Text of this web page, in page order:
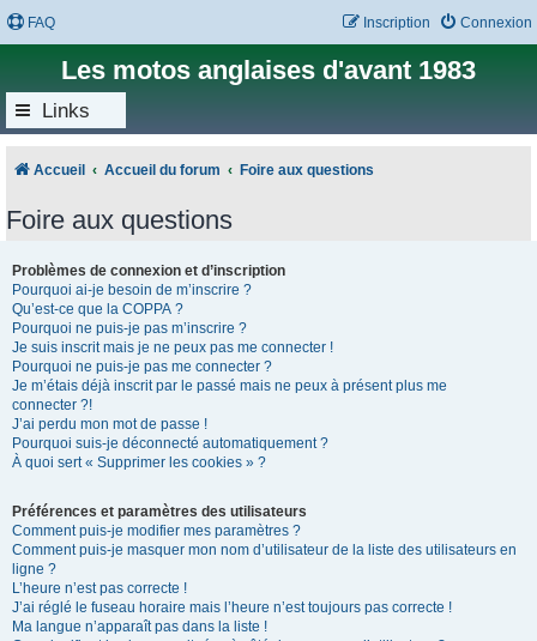
FAQ Connexion
Inscription
Les motos anglaises d'avant 1983
Links
Accueil Accueil du forum Foire aux questions
Foire aux questions
Problèmes de connexion et d’inscription
Pourquoi ai-je besoin de m’inscrire ?
Qu’est-ce que la COPPA ?
Pourquoi ne puis-je pas m’inscrire ?
Je suis inscrit mais je ne peux pas me connecter !
Pourquoi ne puis-je pas me connecter ?
Je m’étais déjà inscrit par le passé mais ne peux à présent plus me
connecter ?!
J’ai perdu mon mot de passe !
Pourquoi suis-je déconnecté automatiquement ?
À quoi sert « Supprimer les cookies » ?
Préférences et paramètres des utilisateurs
Comment puis-je modifier mes paramètres ?
Comment puis-je masquer mon nom d’utilisateur de la liste des utilisateurs en
ligne ?
L’heure n’est pas correcte !
J’ai réglé le fuseau horaire mais l’heure n’est toujours pas correcte !
Ma langue n’apparaît pas dans la liste !